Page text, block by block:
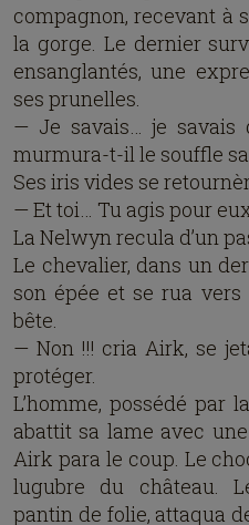
compagnon, recevant à
la gorge. Le dernier
ensanglantés, une
ses prunelles.
— Je savais… je savais
murmura-t-il le souffle
Ses iris vides se
— Et toi… Tu agis pour
La Nelwyn recula d’un
Le chevalier, dans un
son épée et se rua
bête.
— Non !!! cria Airk, se
protéger.
L’homme, possédé par
abattit sa lame avec
Airk para le coup. Le
lugubre du château.
pantin de folie, attaqua